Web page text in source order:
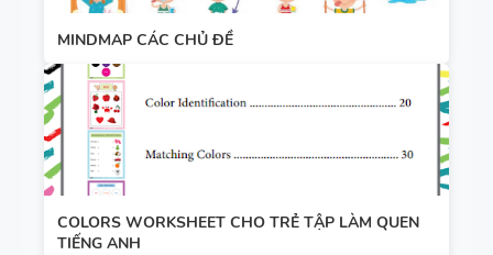
MINDMAP CÁC CHỦ ĐỀ
COLORS WORKSHEET CHO TRẺ TẬP LÀM QUEN
TIẾNG ANH